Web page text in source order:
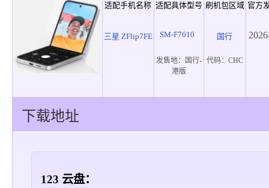
适配手机名称 适配具体型号 刷机包区域 官方
三星 ZFlip7FE SM-F7610 国行
发售地：
国行-
港版
代码： CHC
下载地址
123 云盘：